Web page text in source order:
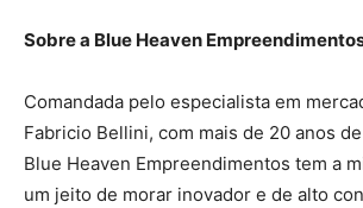
Sobre a Blue Heaven
Comandada pelo especialista em
Fabricio Bellini, com mais de 20 anos
Blue Heaven Empreendimentos tem a
um jeito de morar inovador e de alto